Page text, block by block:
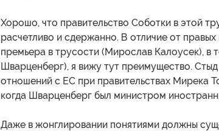
Хорошо, что правительство Соботки в этой
расчетливо и сдержанно. В отличие от
премьера в трусости (Мирослав Калоусек), в
Шварценберг), я вижу тут преимущество.
отношений с ЕС при правительствах Мирека
когда Шварценберг был министром
Даже в жонглировании понятиями должны